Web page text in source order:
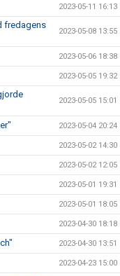
2023-05-11 16:13
fredagens
2023-05-08 13:55
2023-05-06 18:38
2023-05-05 19:32
2023-05-05 15:01
2023-05-04 20:24
2023-05-02 14:30
2023-05-02 12:05
2023-05-01 19:31
2023-05-01 18:05
2023-04-30 18:18
2023-04-30 13:51
2023-04-23 15:00